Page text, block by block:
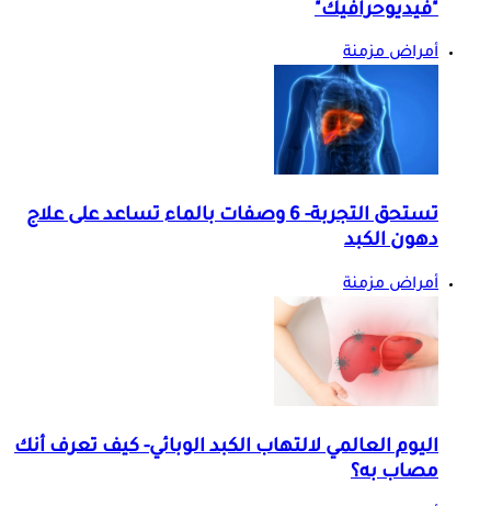
"فيديوحرافيك"
أمراض مزمنة
تستحق التجربة- 6 وصفات بالماء تساعد على علاج
دهون الكبد
أمراض مزمنة
اليوم العالمي لالتهاب الكبد الوبائي- كيف تعرف أنك
مصاب به؟